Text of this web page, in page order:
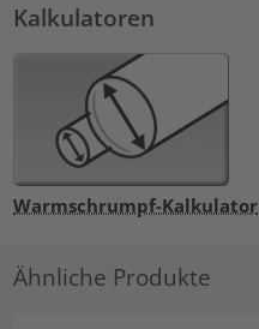
Kalkulatoren
Warmschrumpf-Kalkulator
Ähnliche Produkte